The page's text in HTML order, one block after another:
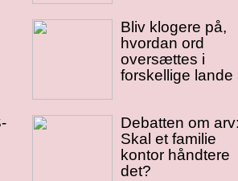
Bliv klogere på,
hvordan ord
oversættes i
forskellige lande
Debatten om arv:
Skal et familie
kontor håndtere
det?